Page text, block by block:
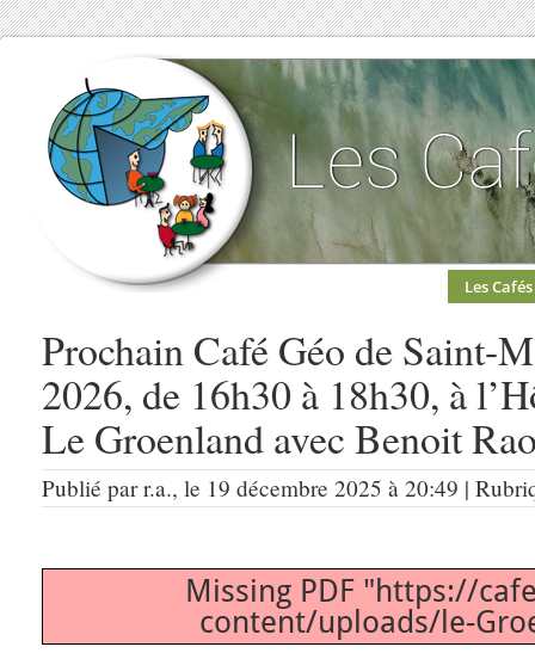
Les Cafés
Prochain Café Géo de Saint-
2026, de 16h30 à 18h30, à
Le Groenland avec Benoit
Publié par r.a., le 19 décembre 2025 à 20:49 |
Missing PDF "https://
content/uploads/le-